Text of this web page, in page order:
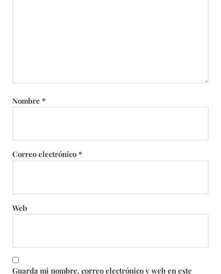
Nombre *
Correo electrónico *
Web
Guarda mi nombre, correo electrónico y web en este